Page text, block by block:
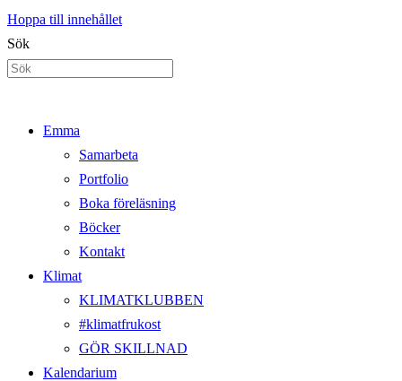
Hoppa till innehållet
Sök
Emma
Samarbeta
Portfolio
Boka föreläsning
Böcker
Kontakt
Klimat
KLIMATKLUBBEN
#klimatfrukost
GÖR SKILLNAD
Kalendarium